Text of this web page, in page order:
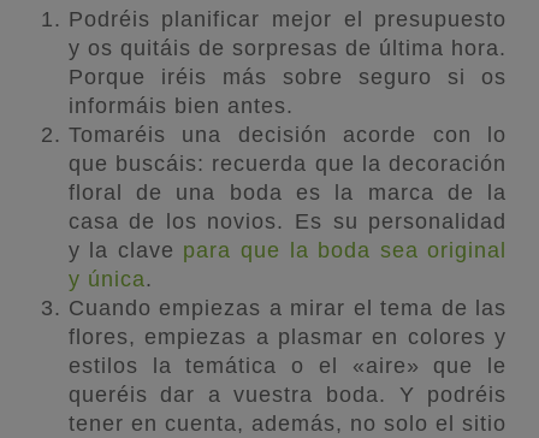
Podréis planificar mejor el presupuesto
y os quitáis de sorpresas de última hora.
Porque iréis más sobre seguro si os
informáis bien antes.
Tomaréis una decisión acorde con lo
que buscáis: recuerda que la decoración
floral de una boda es la marca de la
casa de los novios. Es su personalidad
y la clave para que la boda sea original
y única.
Cuando empiezas a mirar el tema de las
flores, empiezas a plasmar en colores y
estilos la temática o el «aire» que le
queréis dar a vuestra boda. Y podréis
tener en cuenta, además, no solo el sitio